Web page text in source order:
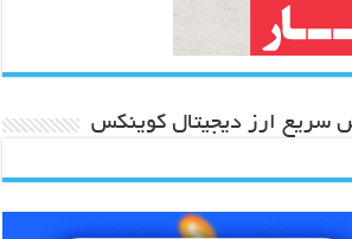
سریع ارز دیجیتال کوینکس